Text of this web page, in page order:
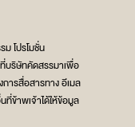
โปรโมชั่น
บริษัทคัดสรรมาเพื่อ
การสื่อสารทาง อีเมล
ข้าพเจ้าได้ให้ข้อมูล